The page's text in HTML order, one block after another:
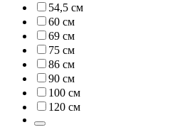
54,5 см
60 см
69 см
75 см
86 см
90 см
100 см
120 см